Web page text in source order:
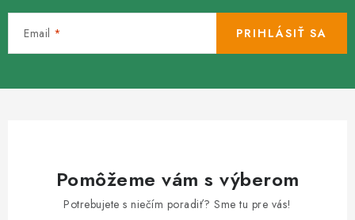
Email PRIHLÁSIŤ SA
Pomôžeme vám s výberom
Potrebujete s niečím poradiť? Sme tu pre vás!